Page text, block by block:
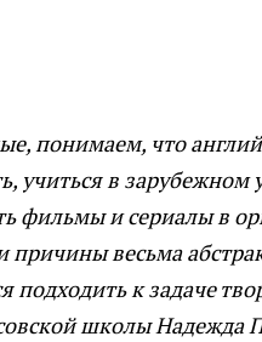
понимаем, что
учиться в зарубежном
фильмы и сериалы в
причины весьма
подходить к задаче
школы Надежда